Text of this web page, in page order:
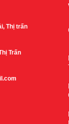
Thị trấn
Trấn